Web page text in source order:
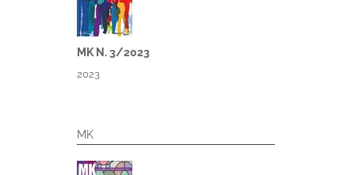
MK N. 3/2023
2023
MK